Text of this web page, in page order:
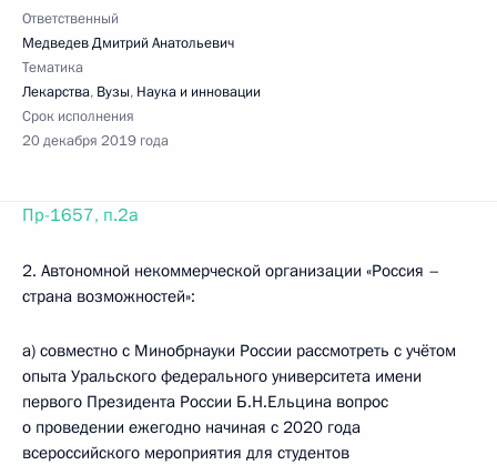
Ответственный
Медведев Дмитрий Анатольевич
Тематика
Лекарства, Вузы, Наука и инновации
Срок исполнения
20 декабря 2019 года
Пр-1657, п.2а
2. Автономной некоммерческой организации «Россия –
страна возможностей»:
а) совместно с Минобрнауки России рассмотреть с учётом
опыта Уральского федерального университета имени
первого Президента России Б.Н.Ельцина вопрос
о проведении ежегодно начиная с 2020 года
всероссийского мероприятия для студентов